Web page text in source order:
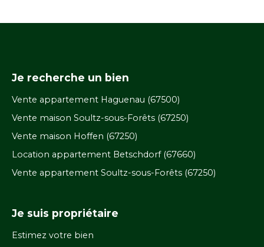
Je recherche un bien
Vente appartement Haguenau (67500)
Vente maison Soultz-sous-Forêts (67250)
Vente maison Hoffen (67250)
Location appartement Betschdorf (67660)
Vente appartement Soultz-sous-Forêts (67250)
Je suis propriétaire
Estimez votre bien